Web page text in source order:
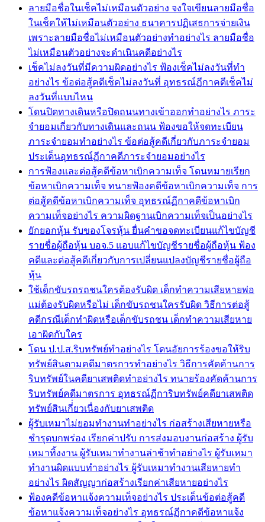
ลายมือชื่อในเช็คไม่เหมือนตัวอย่าง จงใจเขียนลายมือชื่อ
ในเช็คให้ไม่เหมือนตัวอย่าง ธนาคารปฏิเสธการจ่ายเงิน
เพราะลายมือชื่อไม่เหมือนตัวอย่างทำอย่างไร ลายมือชื่อ
ไม่เหมือนตัวอย่างจะดำเนินคดีอย่างไร
เช็คไม่ลงวันที่มีความผิดอย่างไร ฟ้องเช็คไม่ลงวันที่ทำ
อย่างไร ข้อต่อสู้คดีเช็คไม่ลงวันที่ อุทธรณ์ฏีกาคดีเช็คไม่
ลงวันที่แบบไหน
โดนปิดทางเดินหรือปิดถนนทางเข้าออกทำอย่างไร ภาระ
จำยอมเกี่ยวกับทางเดินและถนน ฟ้องขอให้จดทะเบียน
ภาระจำยอมทำอย่างไร ข้อต่อสู้คดีเกี่ยวกับภาระจำยอม
ประเด็นอุทธรณ์ฏีกาคดีภาระจำยอมอย่างไร
การฟ้องและต่อสู้คดีข้อหาเบิกความเท็จ โดนหมายเรียก
ข้อหาเบิกความเท็จ ทนายฟ้องคดีข้อหาเบิกความเท็จ การ
ต่อสู้คดีข้อหาเบิกความเท็จ อุทธรณ์ฏีกาคดีข้อหาเบิก
ความเท็จอย่างไร ความผิดฐานเบิกความเท็จเป็นอย่างไร
ยักยอกหุ้น รับของโจรหุ้น ยื่นคำขอจดทะเบียนแก้ไขบัญชี
รายชื่อผู้ถือหุ้น บอจ.5 แอบแก้ไขบัญชีรายชื่อผู้ถือหุ้น ฟ้อง
คดีและต่อสู้คดีเกี่ยวกับการเปลี่ยนแปลงบัญชีรายชื่อผู้ถือ
หุ้น
ใช้เด็กขับรถรถชนใครต้องรับผิด เด็กทำความเสียหายพ่อ
แม่ต้องรับผิดหรือไม่ เด็กขับรถชนใครรับผิด วิธีการต่อสู้
คดีกรณีเด็กทำผิดหรือเด็กขับรถชน เด็กทำความเสียหาย
เอาผิดกับใคร
โดน ป.ป.ส.ริบทรัพย์ทำอย่างไร โดนอัยการร้องขอให้ริบ
ทรัพย์สินตามคดีมาตรการทำอย่างไร วิธีการคัดค้านการ
ริบทรัพย์ในคดียาเสพติดทำอย่างไร ทนายร้องคัดค้านการ
ริบทรัพย์คดีมาตรการ อุทธรณ์ฏีการิบทรัพย์คดียาเสพติด
ทรัพย์สินเกี่่ยวเนื่องกับยาเสพติด
ผู้รับเหมาไม่ยอมทำงานทำอย่างไร ก่อสร้างเสียหายหรือ
ชำรุดบกพร่อง เรียกค่าปรับ การส่งมอบงานก่อสร้าง ผู้รับ
เหมาทิ้งงาน ผู้รับเหมาทำงานล่าช้าทำอย่างไร ผู้รับเหมา
ทำงานผิดแบบทำอย่างไร ผู้รับเหมาทำงานเสียหายทำ
อย่างไร ผิดสัญญาก่อสร้างเรียกค่าเสียหายอย่างไร
ฟ้องคดีข้อหาแจ้งความเท็จอย่างไร ประเด็นข้อต่อสู้คดี
ข้อหาแจ้งความเท็จอย่างไร อุทธรณ์ฏีกาคดีข้อหาแจ้ง